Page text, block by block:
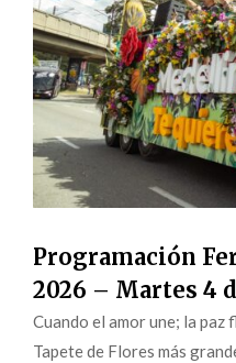
Programación
2026 – Martes 4
Cuando el amor une; la
Tapete de Flores más